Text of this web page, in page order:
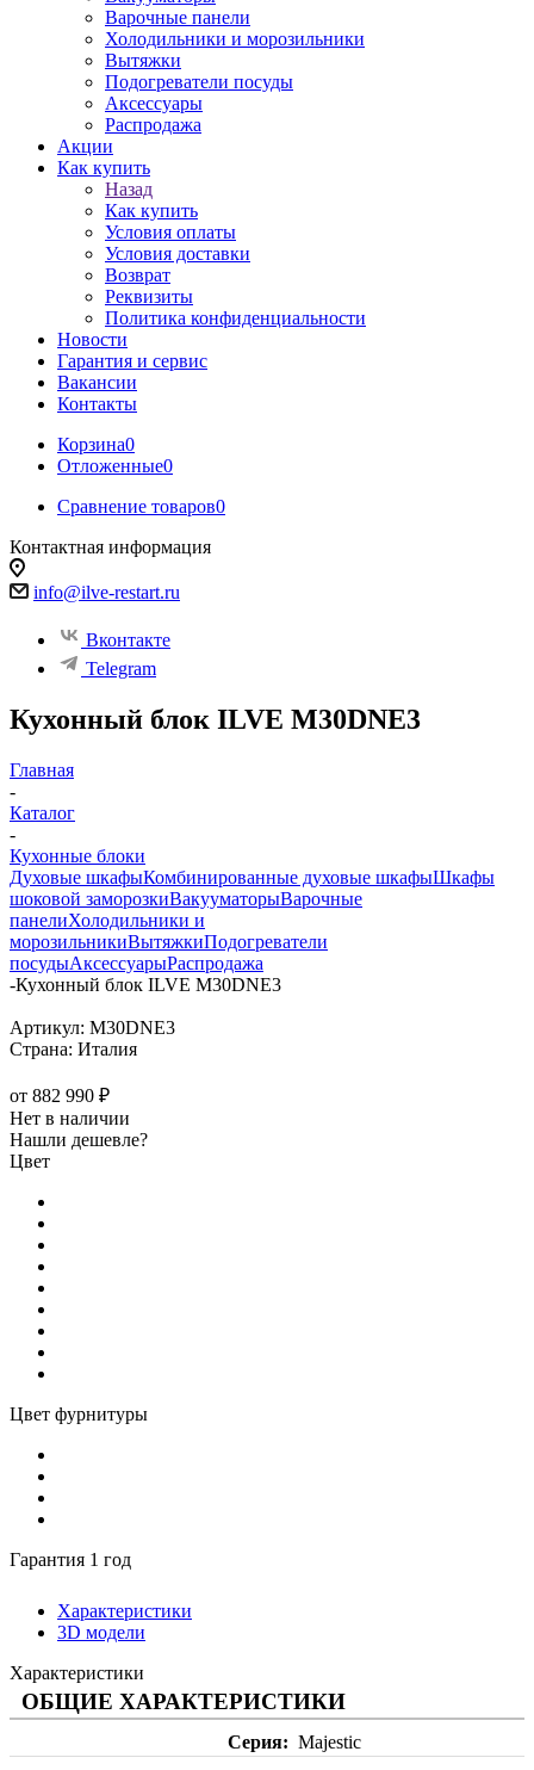
Варочные панели
Холодильники и морозильники
Вытяжки
Подогреватели посуды
Аксессуары
Распродажа
Акции
Как купить
Назад
Как купить
Условия оплаты
Условия доставки
Возврат
Реквизиты
Политика конфиденциальности
Новости
Гарантия и сервис
Вакансии
Контакты
Корзина0
Отложенные0
Сравнение товаров0
Контактная информация
info@ilve-restart.ru
Вконтакте
Telegram
Кухонный блок ILVE M30DNE3
Главная
-
Каталог
-
Кухонные блоки
Духовые шкафыКомбинированные духовые шкафыШкафы
шоковой заморозкиВакууматорыВарочные
панелиХолодильники и
морозильникиВытяжкиПодогреватели
посудыАксессуарыРаспродажа
-Кухонный блок ILVE M30DNE3
Артикул: M30DNE3
Страна: Италия
от 882 990 ₽
Нет в наличии
Нашли дешевле?
Цвет
Цвет фурнитуры
Гарантия 1 год
Характеристики
3D модели
Характеристики
ОБЩИЕ ХАРАКТЕРИСТИКИ
Серия Majestic